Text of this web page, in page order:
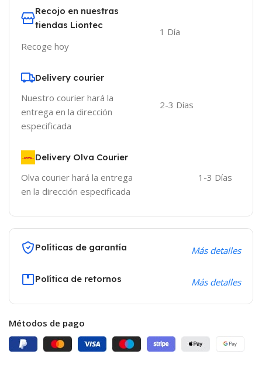
Recojo en nuestras
tiendas Liontec
Recoge hoy
1 Día
Delivery courier
Nuestro courier hará la
entrega en la dirección
especificada
2-3 Días
Delivery Olva Courier
Olva courier hará la entrega
en la dirección especificada
1-3 Días
Políticas de garantía Más detalles
Política de retornos Más detalles
Métodos de pago